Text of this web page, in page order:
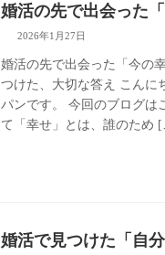
婚活の先で出会った「
2026年1月27日
婚活の先で出会った「今の
つけた、大切な答え こんに
パンです。 今回のブログは
て「幸せ」とは、誰のため
婚活で見つけた「自